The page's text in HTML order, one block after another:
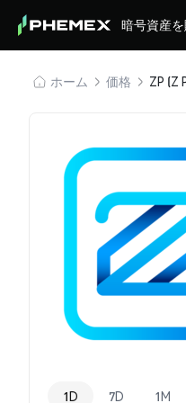
暗号資産を
ホーム 価格 ZP (Z
1D 7D 1M